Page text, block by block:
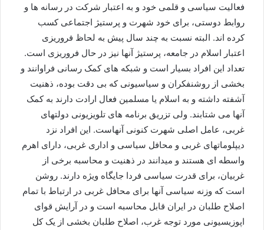
فعالیت سیاسی و قلمی خود و به اعتبار شرکت در رسانه ها و
روابط دوستی، برای خود شهرت و پرستیژ اجتماعی کسب
کرده اند. البته نسبت به چند سال پیش به لحاظ فروریزی
اعتبار اسلام در جامعه، پرستیژ آنها نیز در حال فروریزی است.
تعداد این افراد بسیار است و شبکه های کمک رسانی فراوانند و
بخشی از روشنفکران و سیاسیونی که بی دقت بوده، ذهنیت
آشفته داشته و به اسلام یا مسلمین فعال ارادت دارند به کمک
آنها می شتابند. ولی تزریق برنامه های تلویزیونی دولتهای
غربی، عامل اصلی شهرت کنونی آنهاست. این افراد نزد
دیپلوماتهای غربی و محافل سیاسی و اداری غربی، دارای اهرم
واسطه ای هستند و میدانند در ذهنیت و محاسبه برخی از
غربیان، برای قدرت سیاسی فردا جایگاه ویژه دارند. روشن
است که وزنه سیاسی آنها برای محافل غربی در ارتباط با تمام
اصلاح طلبان در ایران قابل محاسبه است و در آرایش قوای
اپوزیسیونی مورد توجه غرب، اصلاح طلبان بخشی از یک کل